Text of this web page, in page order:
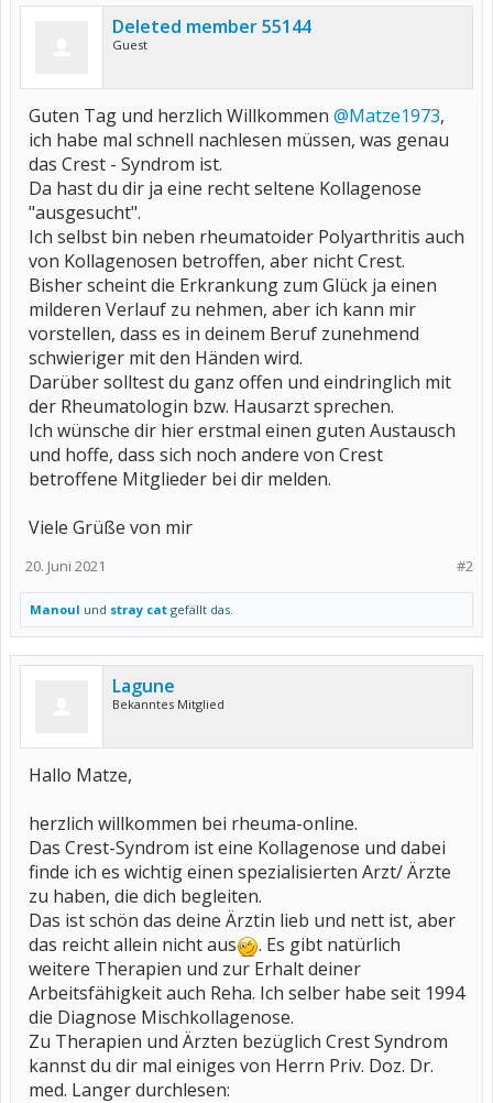
Deleted member 55144
Guest
Guten Tag und herzlich Willkommen @Matze1973,
ich habe mal schnell nachlesen müssen, was genau
das Crest - Syndrom ist.
Da hast du dir ja eine recht seltene Kollagenose
"ausgesucht".
Ich selbst bin neben rheumatoider Polyarthritis auch
von Kollagenosen betroffen, aber nicht Crest.
Bisher scheint die Erkrankung zum Glück ja einen
milderen Verlauf zu nehmen, aber ich kann mir
vorstellen, dass es in deinem Beruf zunehmend
schwieriger mit den Händen wird.
Darüber solltest du ganz offen und eindringlich mit
der Rheumatologin bzw. Hausarzt sprechen.
Ich wünsche dir hier erstmal einen guten Austausch
und hoffe, dass sich noch andere von Crest
betroffene Mitglieder bei dir melden.
Viele Grüße von mir
#2
20. Juni 2021
Manoul und stray cat gefällt das.
Lagune
Bekanntes Mitglied
Hallo Matze,
herzlich willkommen bei rheuma-online.
Das Crest-Syndrom ist eine Kollagenose und dabei
finde ich es wichtig einen spezialisierten Arzt/ Ärzte
zu haben, die dich begleiten.
Das ist schön das deine Ärztin lieb und nett ist, aber
das reicht allein nicht aus
. Es gibt natürlich
weitere Therapien und zur Erhalt deiner
Arbeitsfähigkeit auch Reha. Ich selber habe seit 1994
die Diagnose Mischkollagenose.
Zu Therapien und Ärzten bezüglich Crest Syndrom
kannst du dir mal einiges von Herrn Priv. Doz. Dr.
med. Langer durchlesen: